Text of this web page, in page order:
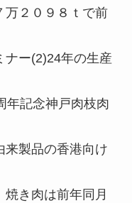
２０９８ｔで前
ー(2)24年の生産
年記念神戸肉枝肉
製品の香港向け
き肉は前年同月